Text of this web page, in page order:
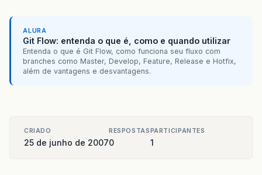
ALURA
Git Flow: entenda o que é, como e quando utilizar
Entenda o que é Git Flow, como funciona seu fluxo com
branches como Master, Develop, Feature, Release e Hotfix,
além de vantagens e desvantagens.
CRIADO
25 de junho de 2007
RESPOSTAS
0
PARTICIPANTES
1